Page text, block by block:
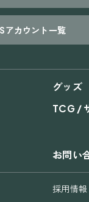
アカウント一覧
グッズ
TCG /
お問い
採用情報